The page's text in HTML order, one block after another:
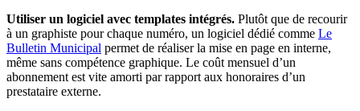
Utiliser un logiciel avec templates intégrés. Plutôt que de recourir
à un graphiste pour chaque numéro, un logiciel dédié comme Le
Bulletin Municipal permet de réaliser la mise en page en interne,
même sans compétence graphique. Le coût mensuel d’un
abonnement est vite amorti par rapport aux honoraires d’un
prestataire externe.